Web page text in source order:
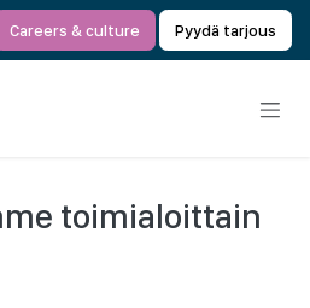
Careers & culture Pyydä tarjous
toimialoittain